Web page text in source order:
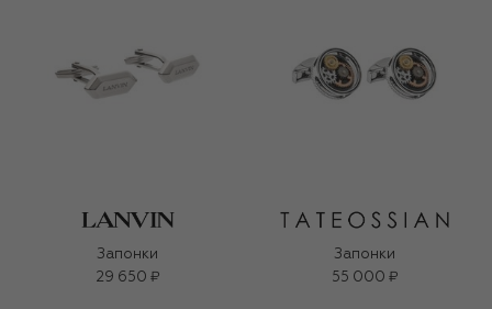
Запонки
29 650 ₽
Запонки
55 000 ₽